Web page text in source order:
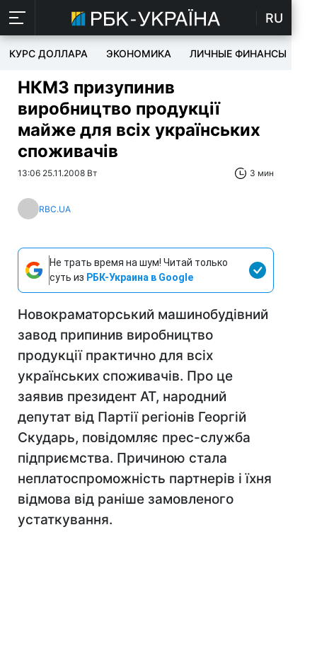
RU
КУРС ДОЛЛАРА ЭКОНОМИКА ЛИЧНЫЕ ФИНАНСЫ
НКМЗ призупинив
виробництво продукції
майже для всіх українських
споживачів
13:06 25.11.2008 Вт 3 мин
RBC.UA
Не трать время на шум! Читай только
суть из РБК-Украина в Google
Новокраматорський машинобудівний
завод припинив виробництво
продукції практично для всіх
українських споживачів. Про це
заявив президент АТ, народний
депутат від Партії регіонів Георгій
Скударь, повідомляє прес-служба
підприємства. Причиною стала
неплатоспроможність партнерів і їхня
відмова від раніше замовленого
устаткування.